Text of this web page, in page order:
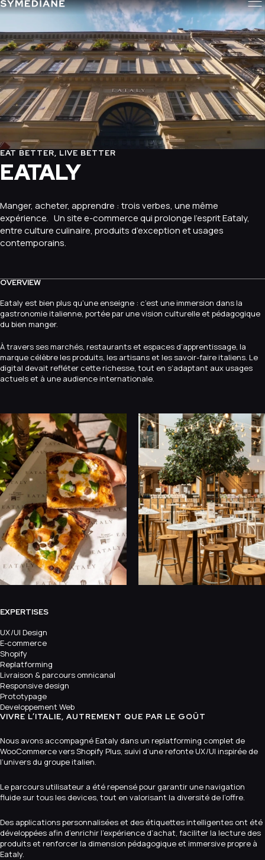
EAT BETTER, LIVE BETTER
EATALY
Manger, acheter, apprendre : trois verbes, une même
expérience. Un site e-commerce qui prolonge l’esprit Eataly,
entre culture culinaire, produits d’exception et usages
contemporains.
OVERVIEW
Eataly est bien plus qu’une enseigne : c’est une immersion dans la
gastronomie italienne, portée par une vision culturelle et pédagogique
du bien manger.
À travers ses marchés, restaurants et espaces d’apprentissage, la
marque célèbre les produits, les artisans et les savoir-faire italiens. Le
digital devait refléter cette richesse, tout en s’adaptant aux usages
actuels et à une audience internationale.
EXPERTISES
UX/UI Design
E-commerce
Shopify
Replatforming
Livraison & parcours omnicanal
Responsive design
Prototypage
Developpement Web
VIVRE L’ITALIE, AUTREMENT QUE PAR LE GOÛT
Nous avons accompagné Eataly dans un replatforming complet de
WooCommerce vers Shopify Plus, suivi d’une refonte UX/UI inspirée de
l’univers du groupe italien.
Le parcours utilisateur a été repensé pour garantir une navigation
fluide sur tous les devices, tout en valorisant la diversité de l’offre.
Des applications personnalisées et des étiquettes intelligentes ont été
développées afin d’enrichir l’expérience d’achat, faciliter la lecture des
produits et renforcer la dimension pédagogique et immersive propre à
Eataly.